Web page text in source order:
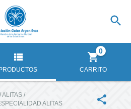
PRODUCTOS CARRITO
0
/ALITAS /
ALITAS